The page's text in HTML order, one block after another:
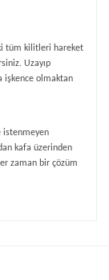
tüm kilitleri hareket
Uzayıp
işkence olmaktan
istenmeyen
kafa üzerinden
zaman bir çözüm